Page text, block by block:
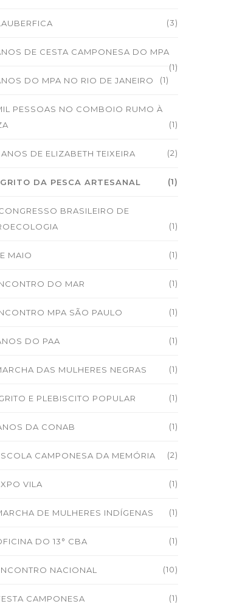
(3)
DE CESTA CAMPONESA DO MPA
(1)
DO MPA NO RIO DE JANEIRO
(1)
PESSOAS NO COMBOIO RUMO À
(1)
DE ELIZABETH TEIXEIRA (2)
GRITO DA PESCA ARTESANAL (1)
BRASILEIRO DE
(1)
MAIO (1)
DO MAR (1)
MPA SÃO PAULO (1)
DO PAA (1)
DAS MULHERES NEGRAS (1)
E PLEBISCITO POPULAR (1)
DA CONAB (1)
CAMPONESA DA MEMÓRIA (2)
VILA (1)
DE MULHERES INDÍGENAS (1)
DO 13° CBA (1)
NACIONAL (10)
CAMPONESA (1)